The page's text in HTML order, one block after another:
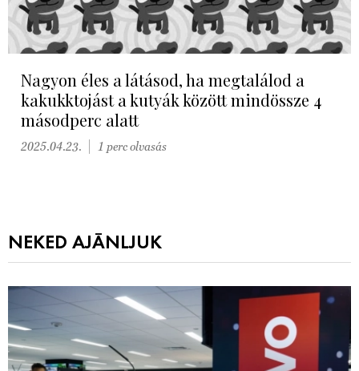
Nagyon éles a látásod, ha megtalálod a
kakukktojást a kutyák között mindössze 4
másodperc alatt
2025.04.23. 1 perc olvasás
NEKED AJÁNLJUK